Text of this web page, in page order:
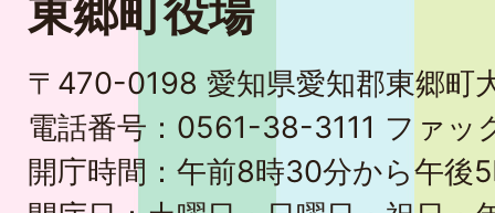
東郷町役場
〒470-0198 愛知県愛知郡東郷町
電話番号：0561-38-3111 ファ
開庁時間：午前8時30分から午後